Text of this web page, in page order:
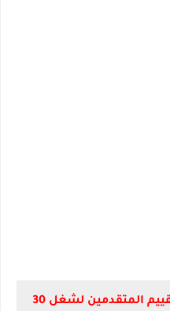
التنظيم والإدارة يبدأ اليوم تقييم المتقدمين لشغل 30